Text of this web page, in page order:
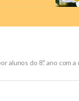
alunos do 8.º ano com